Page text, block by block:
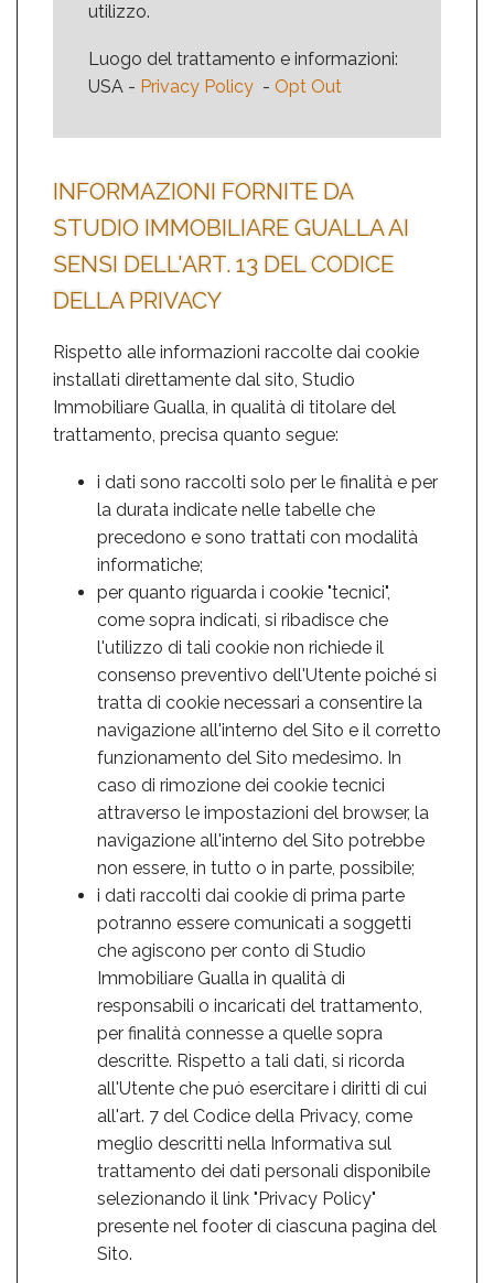
utilizzo.
Luogo del trattamento e informazioni:
USA - Privacy Policy - Opt Out
INFORMAZIONI FORNITE DA
STUDIO IMMOBILIARE GUALLA AI
SENSI DELL'ART. 13 DEL CODICE
DELLA PRIVACY
Rispetto alle informazioni raccolte dai cookie
installati direttamente dal sito, Studio
Immobiliare Gualla, in qualità di titolare del
trattamento, precisa quanto segue:
i dati sono raccolti solo per le finalità e per
la durata indicate nelle tabelle che
precedono e sono trattati con modalità
informatiche;
per quanto riguarda i cookie "tecnici",
come sopra indicati, si ribadisce che
l'utilizzo di tali cookie non richiede il
consenso preventivo dell'Utente poiché si
tratta di cookie necessari a consentire la
navigazione all'interno del Sito e il corretto
funzionamento del Sito medesimo. In
caso di rimozione dei cookie tecnici
attraverso le impostazioni del browser, la
navigazione all'interno del Sito potrebbe
non essere, in tutto o in parte, possibile;
i dati raccolti dai cookie di prima parte
potranno essere comunicati a soggetti
che agiscono per conto di Studio
Immobiliare Gualla in qualità di
responsabili o incaricati del trattamento,
per finalità connesse a quelle sopra
descritte. Rispetto a tali dati, si ricorda
all'Utente che può esercitare i diritti di cui
all'art. 7 del Codice della Privacy, come
meglio descritti nella Informativa sul
trattamento dei dati personali disponibile
selezionando il link "Privacy Policy"
presente nel footer di ciascuna pagina del
Sito.